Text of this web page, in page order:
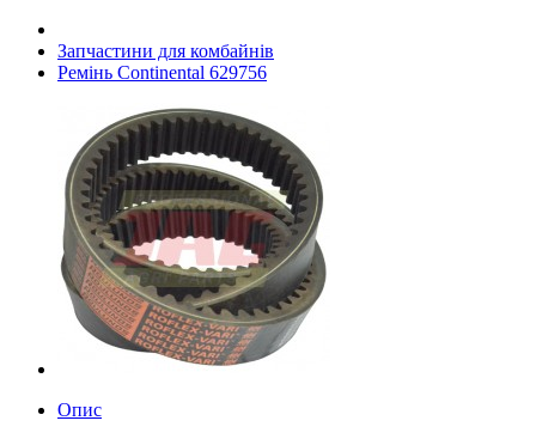
Запчастини для комбайнів
Ремінь Continental 629756
Опис